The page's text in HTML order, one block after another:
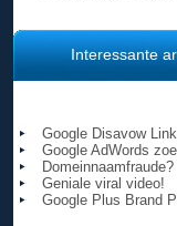
Interessante
Google Disavow
Google AdWords
Geniale viral video!
Google Plus Brand